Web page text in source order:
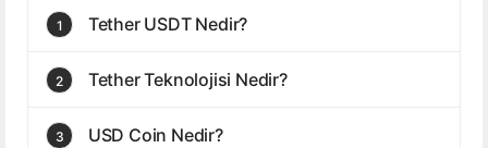
1 Tether USDT Nedir?
2 Tether Teknolojisi Nedir?
3 USD Coin Nedir?